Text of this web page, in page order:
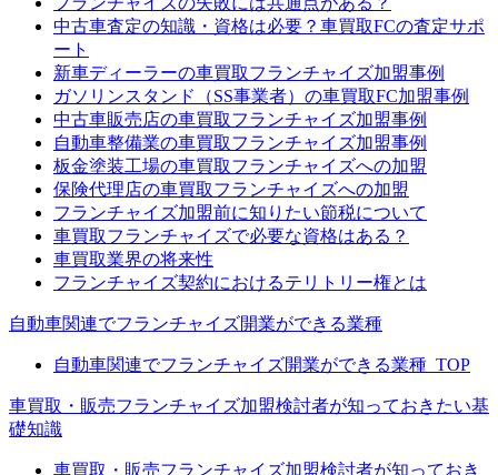
中古車査定の知識・資格は必要？車買取FCの査定サポ
ート
新車ディーラーの車買取フランチャイズ加盟事例
ガソリンスタンド（SS事業者）の車買取FC加盟事例
中古車販売店の車買取フランチャイズ加盟事例
自動車整備業の車買取フランチャイズ加盟事例
板金塗装工場の車買取フランチャイズへの加盟
保険代理店の車買取フランチャイズへの加盟
フランチャイズ加盟前に知りたい節税について
車買取フランチャイズで必要な資格はある？
車買取業界の将来性
フランチャイズ契約におけるテリトリー権とは
自動車関連でフランチャイズ開業ができる業種
自動車関連でフランチャイズ開業ができる業種_TOP
車買取・販売フランチャイズ加盟検討者が知っておきたい基
礎知識
車買取・販売フランチャイズ加盟検討者が知っておき